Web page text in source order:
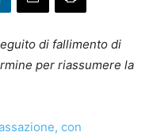
di fallimento di
per riassumere la
con